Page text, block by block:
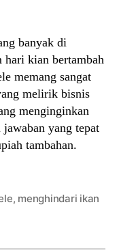
banyak di
hari kian bertambah
memang sangat
melirik bisnis
menginginkan
yang tepat
tambahan.
, menghindari ikan